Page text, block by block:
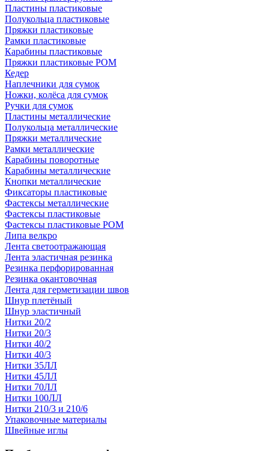
Пластины пластиковые
Полукольца пластиковые
Пряжки пластиковые
Рамки пластиковые
Карабины пластиковые
Пряжки пластиковые РОМ
Кедер
Наплечники для сумок
Ножки, колёса для сумок
Ручки для сумок
Пластины металлические
Полукольца металлические
Пряжки металлические
Рамки металлические
Карабины поворотные
Карабины металлические
Кнопки металлические
Фиксаторы пластиковые
Фастексы металлические
Фастексы пластиковые
Фастексы пластиковые POM
Липа велкро
Лента светоотражающая
Лента эластичная резинка
Резинка перфорированная
Резинка окантовочная
Лента для герметизации швов
Шнур плетёный
Шнур эластичный
Нитки 20/2
Нитки 20/3
Нитки 40/2
Нитки 40/3
Нитки 35ЛЛ
Нитки 45ЛЛ
Нитки 70ЛЛ
Нитки 100ЛЛ
Нитки 210/3 и 210/6
Упаковочные материалы
Швейные иглы